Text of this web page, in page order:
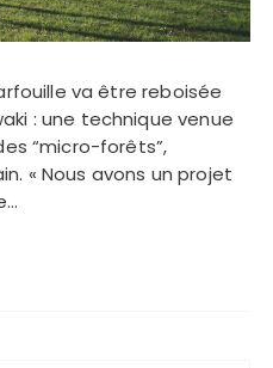
va être reboisée
: une technique venue
“micro-forêts”,
« Nous avons un projet